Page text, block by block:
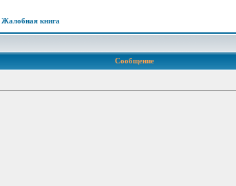
Жалобная книга
Сообщение